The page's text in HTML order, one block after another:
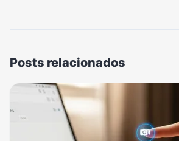
Posts relacionados